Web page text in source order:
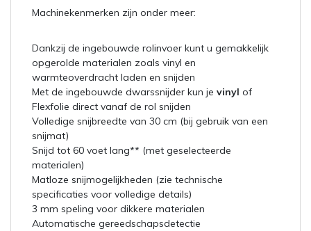
Machinekenmerken zijn onder meer:
Dankzij de ingebouwde rolinvoer kunt u gemakkelijk
opgerolde materialen zoals vinyl en
warmteoverdracht laden en snijden
Met de ingebouwde dwarssnijder kun je vinyl of
Flexfolie direct vanaf de rol snijden
Volledige snijbreedte van 30 cm (bij gebruik van een
snijmat)
Snijd tot 60 voet lang** (met geselecteerde
materialen)
Matloze snijmogelijkheden (zie technische
specificaties voor volledige details)
3 mm speling voor dikkere materialen
Automatische gereedschapsdetectie